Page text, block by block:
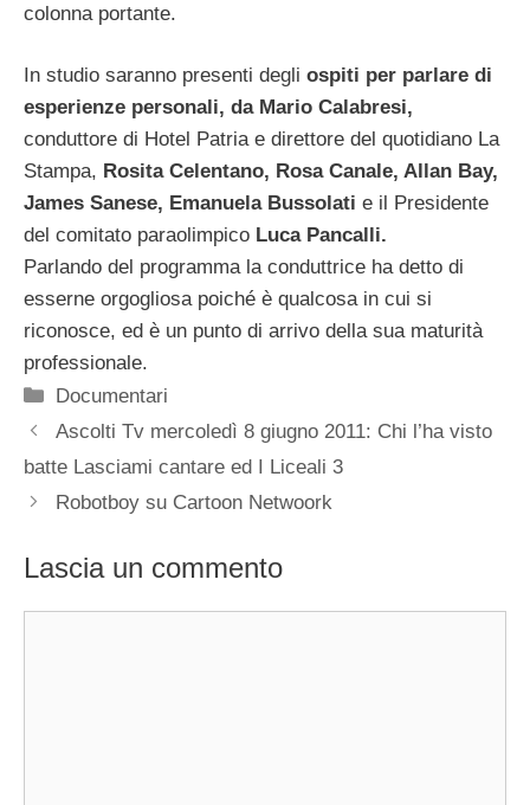
colonna portante.
In studio saranno presenti degli ospiti per parlare di
esperienze personali, da Mario Calabresi,
conduttore di Hotel Patria e direttore del quotidiano La
Stampa, Rosita Celentano, Rosa Canale, Allan Bay,
James Sanese, Emanuela Bussolati e il Presidente
del comitato paraolimpico Luca Pancalli.
Parlando del programma la conduttrice ha detto di
esserne orgogliosa poiché è qualcosa in cui si
riconosce, ed è un punto di arrivo della sua maturità
professionale.
Categorie
Documentari
Ascolti Tv mercoledì 8 giugno 2011: Chi l’ha visto
batte Lasciami cantare ed I Liceali 3
Robotboy su Cartoon Netwoork
Lascia un commento